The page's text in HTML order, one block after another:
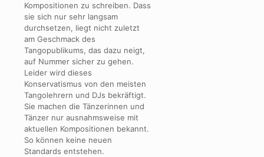
Kompositionen zu schreiben. Dass
sie sich nur sehr langsam
durchsetzen, liegt nicht zuletzt
am Geschmack des
Tangopublikums, das dazu neigt,
auf Nummer sicher zu gehen.
Leider wird dieses
Konservatismus von den meisten
Tangolehrern und DJs bekräftigt.
Sie machen die Tänzerinnen und
Tänzer nur ausnahmsweise mit
aktuellen Kompositionen bekannt.
So können keine neuen
Standards entstehen.